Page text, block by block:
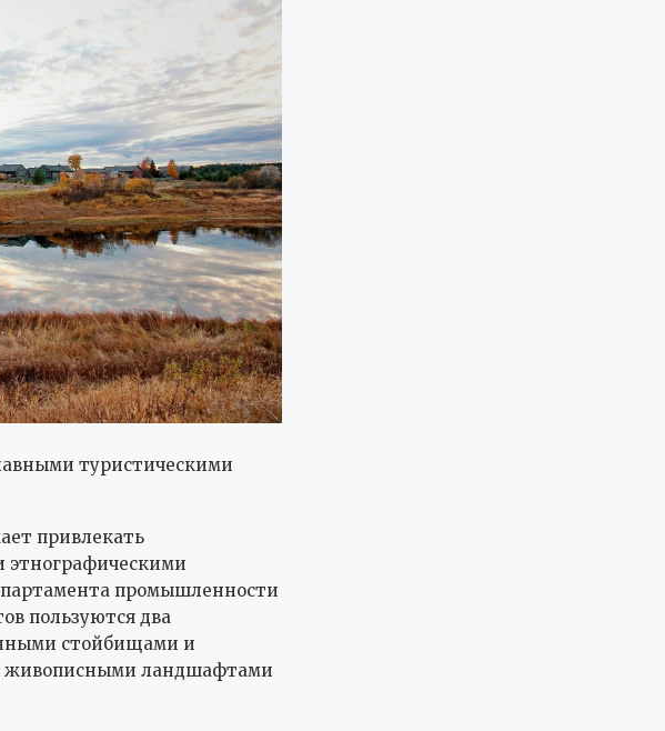
туристическими
привлекать
промышленности
пользуются два
стойбищами и
живописными ландшафтами